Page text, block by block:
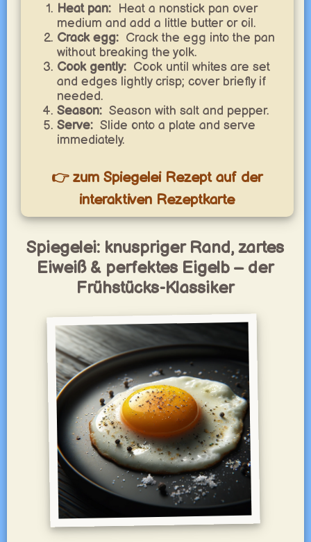
Heat pan: Heat a nonstick pan over
medium and add a little butter or oil.
Crack egg: Crack the egg into the pan
without breaking the yolk.
Cook gently: Cook until whites are set
and edges lightly crisp; cover briefly if
needed.
Season: Season with salt and pepper.
Serve: Slide onto a plate and serve
immediately.
👉 zum Spiegelei Rezept auf der
interaktiven Rezeptkarte
Spiegelei: knuspriger Rand, zartes
Eiweiß & perfektes Eigelb – der
Frühstücks-Klassiker